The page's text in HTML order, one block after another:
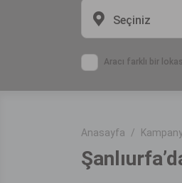
Seçiniz
Aracı farklı bir
Anasayfa